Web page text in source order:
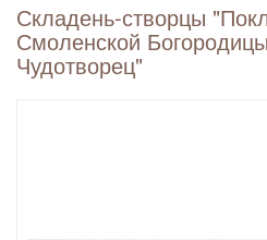
Складень-створцы
Смоленской
Чудотворец"